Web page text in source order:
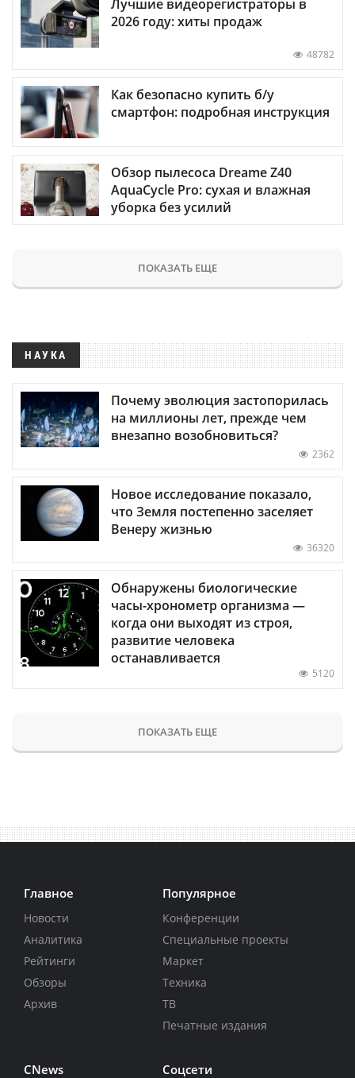
Лучшие видеорегистраторы в
2026 году: хиты продаж
48782
Как безопасно купить б/у
смартфон: подробная инструкция
Обзор пылесоса Dreame Z40
AquaCycle Pro: сухая и влажная
уборка без усилий
ПОКАЗАТЬ ЕЩЕ
НАУКА
Почему эволюция застопорилась
на миллионы лет, прежде чем
внезапно возобновиться?
2362
Новое исследование показало,
что Земля постепенно заселяет
Венеру жизнью
36320
Обнаружены биологические
часы-хронометр организма —
когда они выходят из строя,
развитие человека
останавливается
5120
ПОКАЗАТЬ ЕЩЕ
Главное
Новости
Аналитика
Рейтинги
Обзоры
Архив
Популярное
Конференции
Специальные проекты
Маркет
Техника
ТВ
Печатные издания
CNews Соцсети